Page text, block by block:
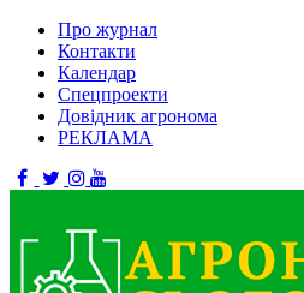
Про журнал
Контакти
Календар
Спецпроекти
Довідник агронома
РЕКЛАМА